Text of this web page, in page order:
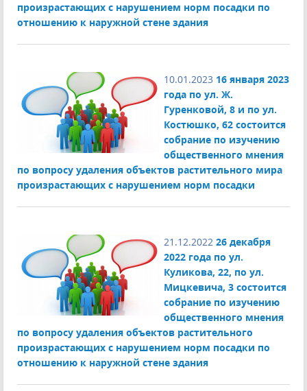
произрастающих с нарушением норм посадки по
отношению к наружной стене здания
10.01.2023 16 января 2023
года по ул. Ж.
Гуренковой, 8 и по ул.
Костюшко, 62 состоится
собрание по изучению
общественного мнения
по вопросу удаления объектов растительного мира
произрастающих с нарушением норм посадки
21.12.2022 26 декабря
2022 года по ул.
Куликова, 22, по ул.
Мицкевича, 3 состоится
собрание по изучению
общественного мнения
по вопросу удаления объектов растительного
произрастающих с нарушением норм посадки по
отношению к наружной стене здания